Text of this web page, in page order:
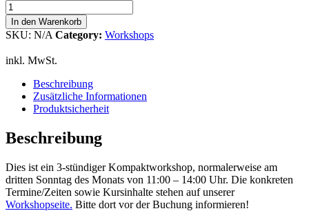
Lindy
Hop
2
(Aufsteiger)
Workshop
Menge
In den Warenkorb
SKU: N/A Category: Workshops
inkl. MwSt.
Beschreibung
Zusätzliche Informationen
Produktsicherheit
Beschreibung
Dies ist ein 3-stündiger Kompaktworkshop, normalerweise am
dritten Sonntag des Monats von 11:00 – 14:00 Uhr. Die konkreten
Termine/Zeiten sowie Kursinhalte stehen auf unserer
Workshopseite. Bitte dort vor der Buchung informieren!